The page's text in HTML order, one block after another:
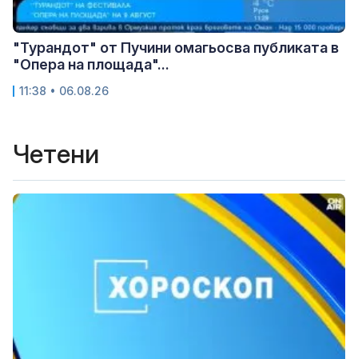
"Турандот" от Пучини омагьосва публиката в
"Опера на площада"...
11:38 • 06.08.26
Четени